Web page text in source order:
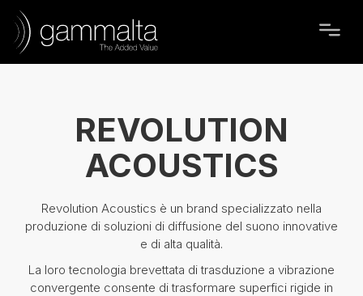
REVOLUTION
ACOUSTICS
Revolution Acoustics è un brand specializzato nella
produzione di soluzioni di diffusione del suono innovative
e di alta qualità.
La loro tecnologia brevettata di trasduzione a vibrazione
convergente consente di trasformare superfici rigide in